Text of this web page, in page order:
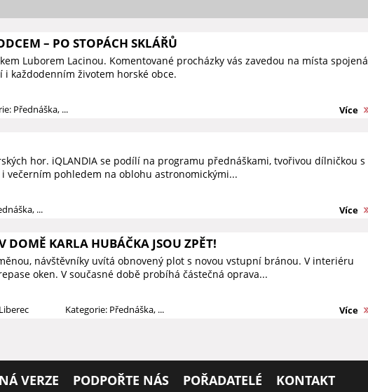
– PO STOPÁCH SKLÁŘŮ
Luborem Lacinou. Komentované procházky vás zavedou na místa spojená
každodenním životem horské obce.
Přednáška, ... Více
hor. iQLANDIA se podílí na programu přednáškami, tvořivou dílničkou s
večerním pohledem na oblohu astronomickými...
... Více
KARLA HUBÁČKA JSOU ZPĚT!
návštěvníky uvítá obnovený plot s novou vstupní bránou. V interiéru
oken. V současné době probíhá částečná oprava...
Kategorie: Přednáška, ... Více
VERZE PODPOŘTE NÁS POŘADATELÉ KONTAKT